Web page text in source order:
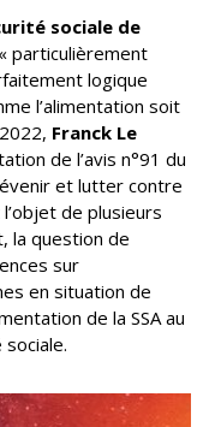
sociale de
particulièrement
logique
l’alimentation soit
Franck Le
de l’avis n°91 du
et lutter contre
de plusieurs
la question de
sur
en situation de
de la SSA au